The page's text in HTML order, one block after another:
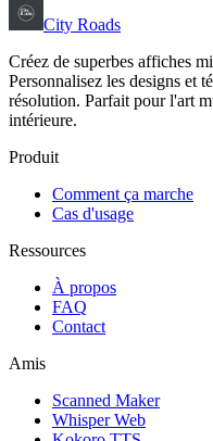
City Roads
Créez de superbes affiches
Personnalisez les designs et
résolution. Parfait pour l'art
intérieure.
Produit
Comment ça marche
Cas d'usage
Ressources
À propos
FAQ
Contact
Amis
Scanned Maker
Whisper Web